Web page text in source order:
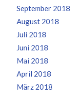
September 2018
August 2018
Juli 2018
Juni 2018
Mai 2018
April 2018
März 2018